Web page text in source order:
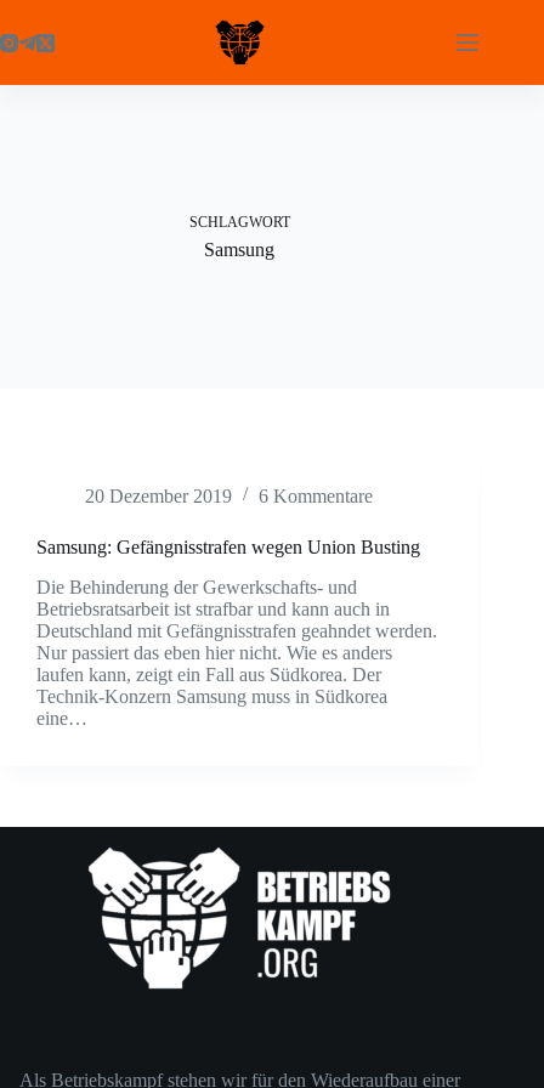
Inhalt
springen
SCHLAGWORT
Samsung
20 Dezember 2019 6 Kommentare
Samsung: Gefängnisstrafen wegen Union Busting
Die Behinderung der Gewerkschafts- und
Betriebsratsarbeit ist strafbar und kann auch in
Deutschland mit Gefängnisstrafen geahndet werden.
Nur passiert das eben hier nicht. Wie es anders
laufen kann, zeigt ein Fall aus Südkorea. Der
Technik-Konzern Samsung muss in Südkorea
eine…
Als Betriebskampf stehen wir für den Wiederaufbau einer